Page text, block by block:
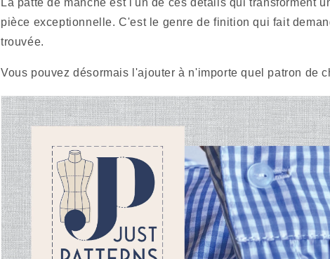
La patte de manche est l'un de ces détails qui transforment
pièce exceptionnelle. C'est le genre de finition qui fait
trouvée.
Vous pouvez désormais l'ajouter à n'importe quel patron de